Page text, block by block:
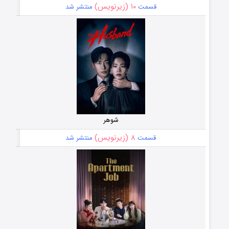
قسمت۱۰ (زیرنویس) منتشر شد
شوهر
قسمت ۸ (زیرنویس) منتشر شد